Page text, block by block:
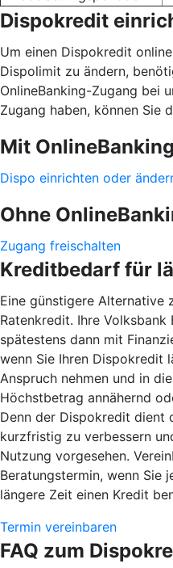
Dispokredit
Um einen Dispokredit
Dispolimit zu ändern,
OnlineBanking-Zugang bei
Zugang haben, können Sie
Mit OnlineBanking
Dispo einrichten oder
Ohne
Zugang freischalten
Kreditbedarf für
Eine günstigere Alternative
Ratenkredit. Ihre Volksbank
spätestens dann mit
wenn Sie Ihren Dispokredit
Anspruch nehmen und in
Höchstbetrag annähernd
Denn der Dispokredit dient
kurzfristig zu verbessern
Nutzung vorgesehen.
Beratungstermin, wenn Sie
längere Zeit einen Kredit
Termin vereinbaren
FAQ zum